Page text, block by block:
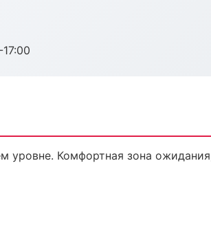
уровне. Комфортная зона